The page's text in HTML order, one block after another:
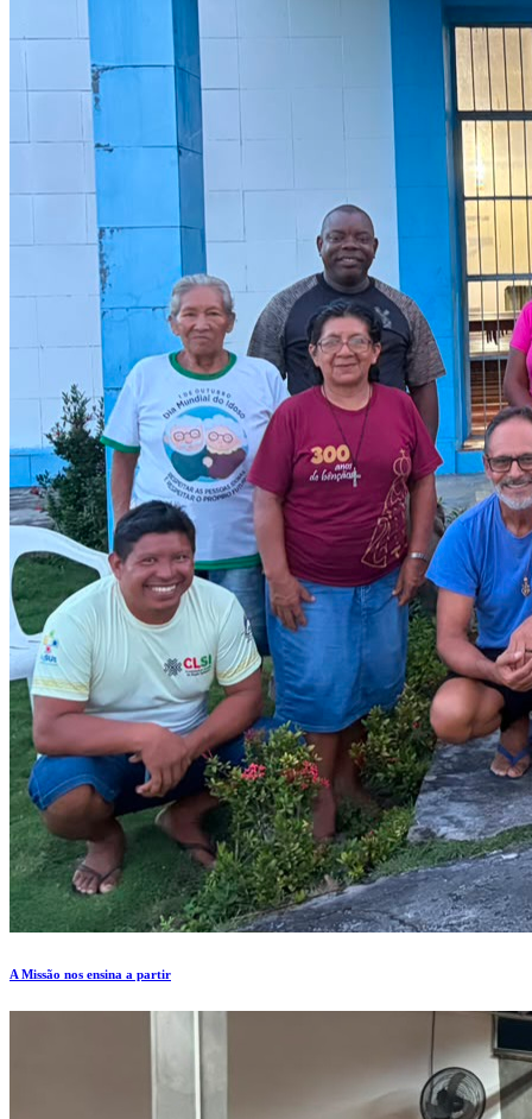
A Missão nos ensina a partir